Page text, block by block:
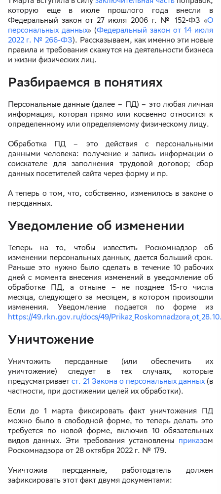
которую еще в июле прошлого года внесли в
Федеральный закон от 27 июля 2006 г. № 152-ФЗ «О
персональных данных» (Федеральный закон от 14 июля
2022 г. № 266-ФЗ). Рассказываем, как именно эти новые
правила и требования скажутся на деятельности бизнеса
и жизни физических лиц.
Разбираемся в понятиях
Персональные данные (далее – ПД) – это любая личная
информация, которая прямо или косвенно относится к
определенному или определяемому физическому лицу.
Обработка ПД – это действия с персональными
данными человека: получение и запись информации о
соискателе для заполнения трудовой договор; сбор
данных посетителей сайта через форму и пр.
А теперь о том, что, собственно, изменилось в законе о
персданных.
Уведомление об изменении
Теперь на то, чтобы известить Роскомнадзор об
изменении персональных данных, дается больший срок.
Раньше это нужно было сделать в течение 10 рабочих
дней с момента внесения изменений в уведомление об
обработке ПД, а отныне – не позднее 15-го числа
месяца, следующего за месяцем, в котором произошли
изменения. Уведомление подается по форме из
https://49.rkn.gov.ru/docs/49/
Уничтожение
Уничтожить персданные (или обеспечить их
уничтожение) следует в тех случаях, которые
предусматривает ст. 21 Закона о персональных данных (в
частности, при достижении целей их обработки).
Если до 1 марта фиксировать факт уничтожения ПД
можно было в свободной форме, то теперь делать это
требуется по новой форме, включив 10 обязательных
видов данных. Эти требования установлены приказом
Роскомнадзора от 28 октября 2022 г. № 179.
Уничтожив персданные, работодатель должен
зафиксировать этот факт двумя документами: